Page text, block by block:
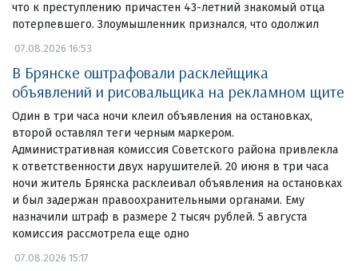
что к преступлению причастен 43-летний знакомый отца
потерпевшего. Злоумышленник признался, что одолжил
07.08.2026 16:53
В Брянске оштрафовали расклейщика
объявлений и рисовальщика на рекламном щите
Один в три часа ночи клеил объявления на остановках,
второй оставлял теги черным маркером.
Административная комиссия Советского района привлекла
к ответственности двух нарушителей. 20 июня в три часа
ночи житель Брянска расклеивал объявления на остановках
и был задержан правоохранительными органами. Ему
назначили штраф в размере 2 тысяч рублей. 5 августа
комиссия рассмотрела еще одно
07.08.2026 15:17